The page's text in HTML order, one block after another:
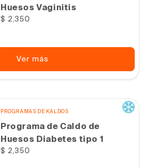
Huesos Vaginitis
Precio
$ 2,350
Ver más
PROGRAMAS DE KALDOS
Programa de Caldo de
Huesos Diabetes tipo 1
Precio
$ 2,350